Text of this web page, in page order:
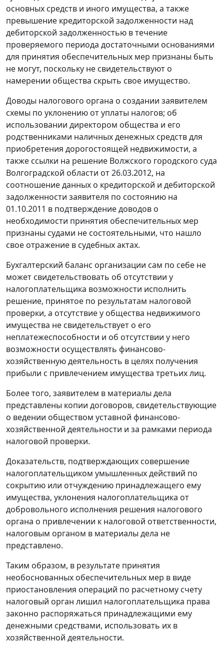
основных средств и иного имущества, а также
превышение кредиторской задолженности над
дебиторской задолженностью в течение
проверяемого периода достаточными основаниями
для принятия обеспечительных мер признаны быть
не могут, поскольку не свидетельствуют о
намерении общества скрыть свое имущество.
Доводы налогового органа о создании заявителем
схемы по уклонению от уплаты налогов; об
использовании директором общества и его
родственниками наличных денежных средств для
приобретения дорогостоящей недвижимости, а
также ссылки на решение Волжского городского суда
Волгоградской области от 26.03.2012, на
соотношение данных о кредиторской и дебиторской
задолженности заявителя по состоянию на
01.10.2011 в подтверждение доводов о
необходимости принятия обеспечительных мер
признаны судами не состоятельными, что нашло
свое отражение в судебных актах.
Бухгалтерский баланс организации сам по себе не
может свидетельствовать об отсутствии у
налогоплательщика возможности исполнить
решение, принятое по результатам налоговой
проверки, а отсутствие у общества недвижимого
имущества не свидетельствует о его
неплатежеспособности и об отсутствии у него
возможности осуществлять финансово-
хозяйственную деятельность в целях получения
прибыли с привлечением имущества третьих лиц.
Более того, заявителем в материалы дела
представлены копии договоров, свидетельствующие
о ведении обществом уставной финансово-
хозяйственной деятельности и за рамками периода
налоговой проверки.
Доказательств, подтверждающих совершение
налогоплательщиком умышленных действий по
сокрытию или отчуждению принадлежащего ему
имущества, уклонения налогоплательщика от
добровольного исполнения решения налогового
органа о привлечении к налоговой ответственности,
налоговым органом в материалы дела не
представлено.
Таким образом, в результате принятия
необоснованных обеспечительных мер в виде
приостановления операций по расчетному счету
налоговый орган лишил налогоплательщика права
законно распоряжаться принадлежащими ему
денежными средствами, использовать их в
хозяйственной деятельности.